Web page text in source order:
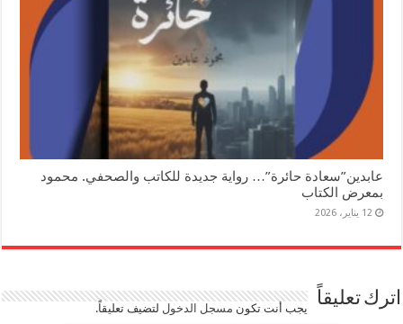
عابدين”سعادة حائرة”… رواية جديدة للكاتب والصحفي. محمود
بمعرض الكتاب
12 يناير، 2026
اترك تعليقاً يجب أنت تكون مسجل الدخوللتضيف تعليقاً.